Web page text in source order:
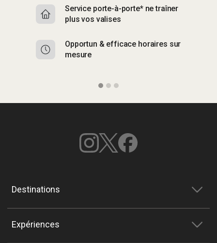
Service porte-à-porte* ne traîner
plus vos valises
Opportun & efficace horaires sur
mesure
Destinations
Expériences